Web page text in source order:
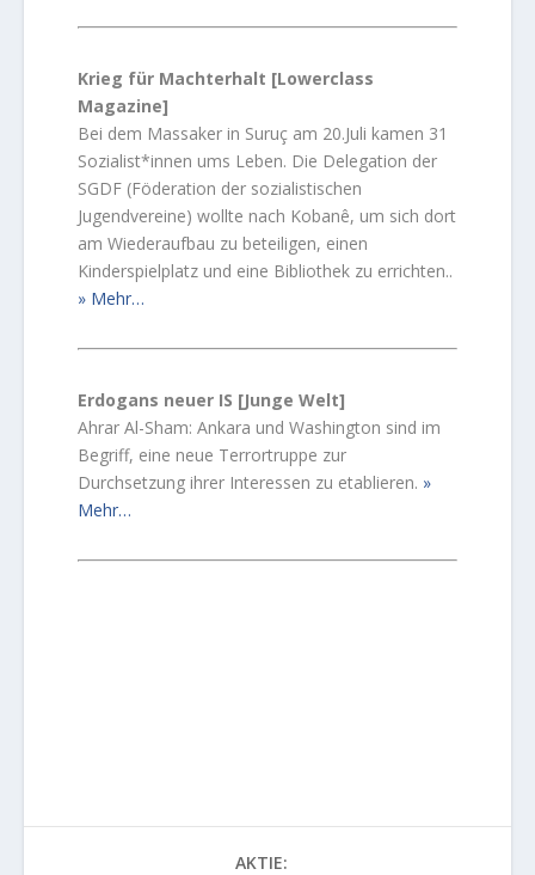
Krieg für Machterhalt [Lowerclass
Magazine]
Bei dem Massaker in Suruç am 20.Juli kamen 31
Sozialist*innen ums Leben. Die Delegation der
SGDF (Föderation der sozialistischen
Jugendvereine) wollte nach Kobanê, um sich dort
am Wiederaufbau zu beteiligen, einen
Kinderspielplatz und eine Bibliothek zu errichten..
Mehr…
Erdogans neuer IS [Junge Welt]
Ahrar Al-Sham: Ankara und Washington sind im
Begriff, eine neue Terrortruppe zur
Durchsetzung ihrer Interessen zu etablieren.
Mehr…
AKTIE: